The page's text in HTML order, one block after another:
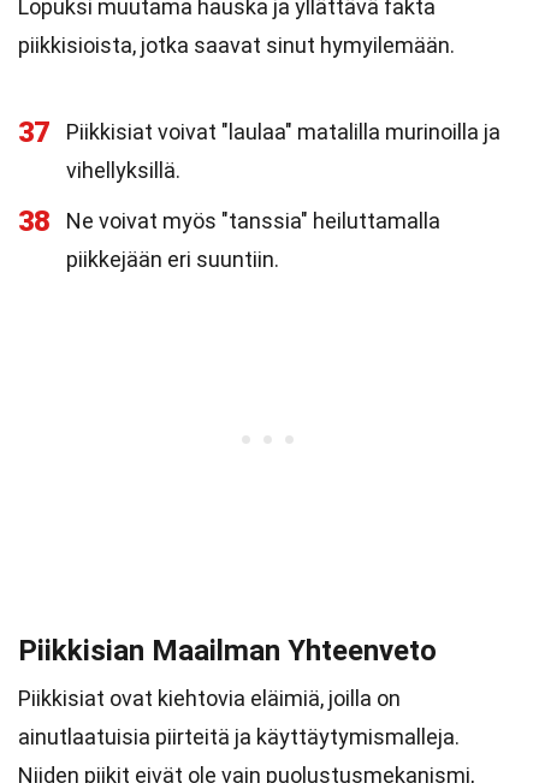
Lopuksi muutama hauska ja yllättävä fakta
piikkisioista, jotka saavat sinut hymyilemään.
37
Piikkisiat voivat "laulaa" matalilla murinoilla ja
vihellyksillä.
38
Ne voivat myös "tanssia" heiluttamalla
piikkejään eri suuntiin.
Piikkisian Maailman Yhteenveto
Piikkisiat ovat kiehtovia eläimiä, joilla on
ainutlaatuisia piirteitä ja käyttäytymismalleja.
Niiden piikit eivät ole vain puolustusmekanismi,